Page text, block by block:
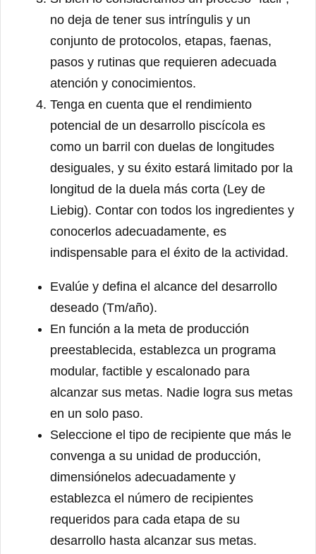
no deja de tener sus intríngulis y un
conjunto de protocolos, etapas, faenas,
pasos y rutinas que requieren adecuada
atención y conocimientos.
Tenga en cuenta que el rendimiento
potencial de un desarrollo piscícola es
como un barril con duelas de longitudes
desiguales, y su éxito estará limitado por la
longitud de la duela más corta (Ley de
Liebig). Contar con todos los ingredientes y
conocerlos adecuadamente, es
indispensable para el éxito de la actividad.
Evalúe y defina el alcance del desarrollo
deseado (Tm/año).
En función a la meta de producción
preestablecida, establezca un programa
modular, factible y escalonado para
alcanzar sus metas. Nadie logra sus metas
en un solo paso.
Seleccione el tipo de recipiente que más le
convenga a su unidad de producción,
dimensiónelos adecuadamente y
establezca el número de recipientes
requeridos para cada etapa de su
desarrollo hasta alcanzar sus metas.